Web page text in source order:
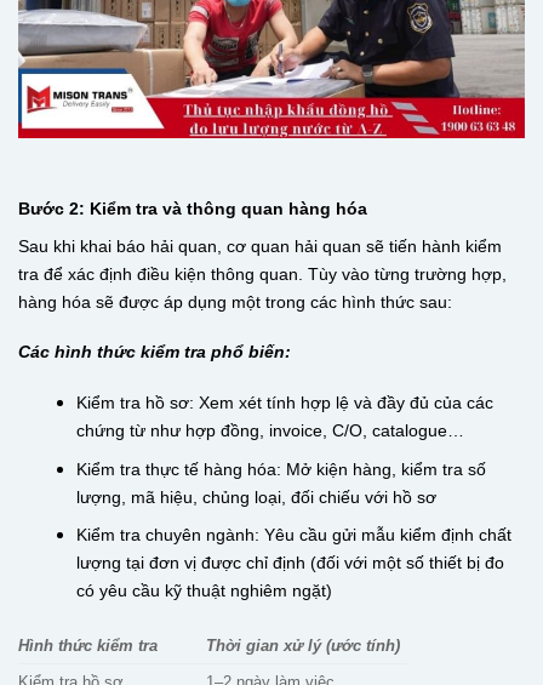
Bước 2: Kiểm tra và thông quan hàng hóa
Sau khi khai báo hải quan, cơ quan hải quan sẽ tiến hành kiểm
tra để xác định điều kiện thông quan. Tùy vào từng trường hợp,
hàng hóa sẽ được áp dụng một trong các hình thức sau:
Các hình thức kiểm tra phổ biến:
Kiểm tra hồ sơ: Xem xét tính hợp lệ và đầy đủ của các
chứng từ như hợp đồng, invoice, C/O, catalogue…
Kiểm tra thực tế hàng hóa: Mở kiện hàng, kiểm tra số
lượng, mã hiệu, chủng loại, đối chiếu với hồ sơ
Kiểm tra chuyên ngành: Yêu cầu gửi mẫu kiểm định chất
lượng tại đơn vị được chỉ định (đối với một số thiết bị đo
có yêu cầu kỹ thuật nghiêm ngặt)
Hình thức kiểm tra
Thời gian xử lý (ước tính)